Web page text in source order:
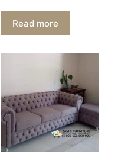
Read more